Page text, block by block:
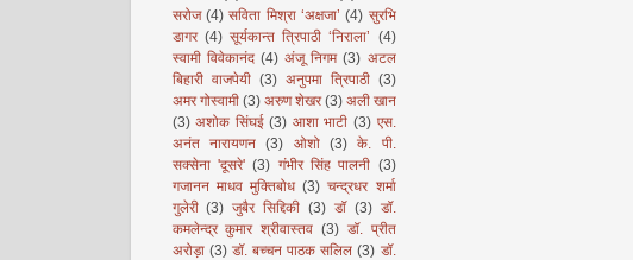
सरोज (4) सविता मिश्रा ‘अक्षजा’ (4) सुरभि
डागर (4) सूर्यकान्त त्रिपाठी ‘निराला’ (4)
स्वामी विवेकानंद (4) अंजू निगम (3) अटल
बिहारी वाजपेयी (3) अनुपमा त्रिपाठी (3)
अमर गोस्वामी (3) अरुण शेखर (3) अली खान
(3) अशोक सिंघई (3) आशा भाटी (3) एस.
अनंत नारायणन (3) ओशो (3) के. पी.
सक्सेना 'दूसरे' (3) गंभीर सिंह पालनी (3)
गजानन माधव मुक्तिबोध (3) चन्द्रधर शर्मा
गुलेरी (3) जुबैर सिद्दिकी (3) डॉ (3) डॉ.
कमलेन्द्र कुमार श्रीवास्तव (3) डॉ. प्रीत
अरोड़ा (3) डॉ. बच्चन पाठक सलिल (3) डॉ.